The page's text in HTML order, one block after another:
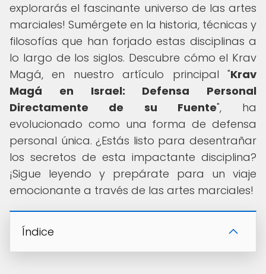
explorarás el fascinante universo de las artes
marciales! Sumérgete en la historia, técnicas y
filosofías que han forjado estas disciplinas a
lo largo de los siglos. Descubre cómo el Krav
Magá, en nuestro artículo principal "Krav
Magá en Israel: Defensa Personal
Directamente de su Fuente", ha
evolucionado como una forma de defensa
personal única. ¿Estás listo para desentrañar
los secretos de esta impactante disciplina?
¡Sigue leyendo y prepárate para un viaje
emocionante a través de las artes marciales!
Índice